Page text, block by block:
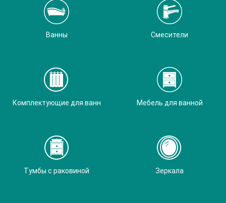
Ванны Смесители
Комплектующие для ванн Мебель для ванной
Тумбы с раковиной Зеркала